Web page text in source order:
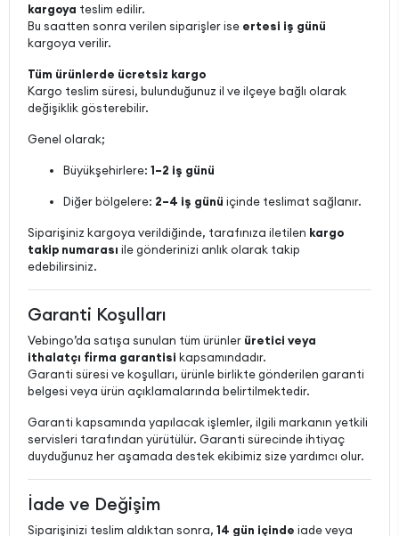
kargoya teslim edilir.
Bu saatten sonra verilen siparişler ise ertesi iş günü
kargoya verilir.
Tüm ürünlerde ücretsiz kargo
Kargo teslim süresi, bulunduğunuz il ve ilçeye bağlı olarak
değişiklik gösterebilir.
Genel olarak;
Büyükşehirlere: 1–2 iş günü
Diğer bölgelere: 2–4 iş günü içinde teslimat sağlanır.
Siparişiniz kargoya verildiğinde, tarafınıza iletilen kargo
takip numarası ile gönderinizi anlık olarak takip
edebilirsiniz.
Garanti Koşulları
Vebingo’da satışa sunulan tüm ürünler üretici veya
ithalatçı firma garantisi kapsamındadır.
Garanti süresi ve koşulları, ürünle birlikte gönderilen garanti
belgesi veya ürün açıklamalarında belirtilmektedir.
Garanti kapsamında yapılacak işlemler, ilgili markanın yetkili
servisleri tarafından yürütülür. Garanti sürecinde ihtiyaç
duyduğunuz her aşamada destek ekibimiz size yardımcı olur.
İade ve Değişim
Siparişinizi teslim aldıktan sonra, 14 gün içinde iade veya